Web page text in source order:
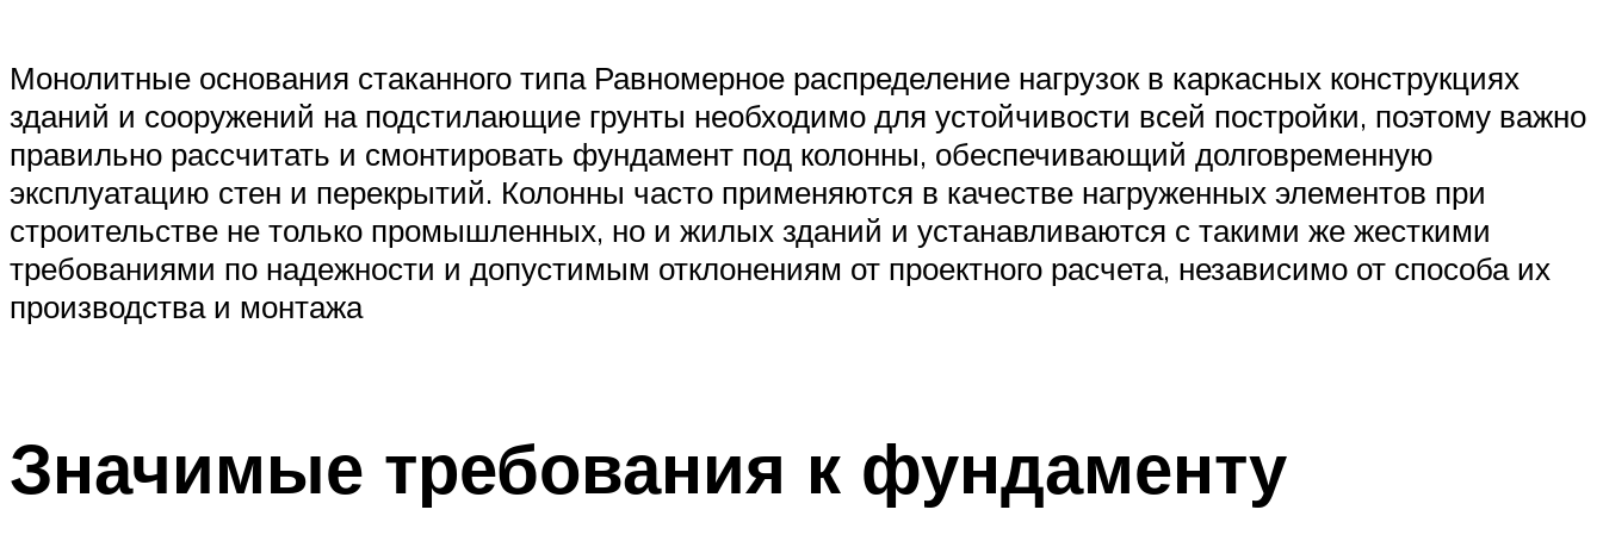
Монолитные основания стаканного типа Равномерное распределение нагрузок в каркасных конструкциях
зданий и сооружений на подстилающие грунты необходимо для устойчивости всей постройки, поэтому важно
правильно рассчитать и смонтировать фундамент под колонны, обеспечивающий долговременную
эксплуатацию стен и перекрытий. Колонны часто применяются в качестве нагруженных элементов при
строительстве не только промышленных, но и жилых зданий и устанавливаются с такими же жесткими
требованиями по надежности и допустимым отклонениям от проектного расчета, независимо от способа их
производства и монтажа
Значимые требования к фундаменту